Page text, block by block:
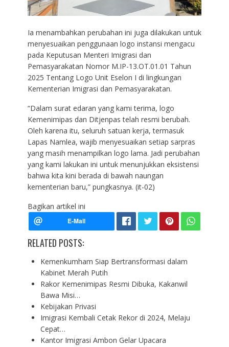
Ia menambahkan perubahan ini juga dilakukan untuk
menyesuaikan penggunaan logo instansi mengacu
pada Keputusan Menteri Imigrasi dan
Pemasyarakatan Nomor M.IP-13.OT.01.01 Tahun
2025 Tentang Logo Unit Eselon I di lingkungan
Kementerian Imigrasi dan Pemasyarakatan.
“Dalam surat edaran yang kami terima, logo
Kemenimipas dan Ditjenpas telah resmi berubah.
Oleh karena itu, seluruh satuan kerja, termasuk
Lapas Namlea, wajib menyesuaikan setiap sarpras
yang masih menampilkan logo lama. Jadi perubahan
yang kami lakukan ini untuk menunjukkan eksistensi
bahwa kita kini berada di bawah naungan
kementerian baru,” pungkasnya. (it-02)
Bagikan artikel ini
RELATED POSTS:
Kemenkumham Siap Bertransformasi dalam
Kabinet Merah Putih
Rakor Kemenimipas Resmi Dibuka, Kakanwil
Bawa Misi…
Kebijakan Privasi
Imigrasi Kembali Cetak Rekor di 2024, Melaju
Cepat…
Kantor Imigrasi Ambon Gelar Upacara